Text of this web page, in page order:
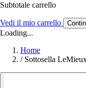
Subtotale carrello
Vedi il mio carrello
Loading...
Home
/ Sottosella